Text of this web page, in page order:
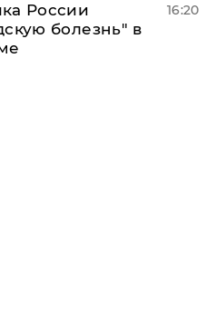
России
болезнь" в
16:20